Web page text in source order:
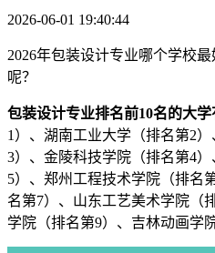
2026-06-01 19:40:44
2026年包装设计专业哪个学校
呢？
包装设计专业排名前10名的大学
1）、湖南工业大学（排名第2
3）、金陵科技学院（排名第4
5）、郑州工程技术学院（排名
名第7）、山东工艺美术学院（
学院（排名第9）、吉林动画学